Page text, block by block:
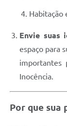
Habitação
Envie suas
espaço para
importantes
Inocência.
Por que sua